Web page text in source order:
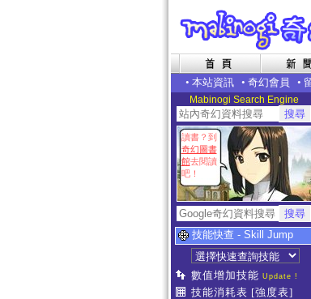
• 本站資訊 • 奇幻會員 •
Mabinogi Search Engine
讀書？到
奇幻圖書
館去閱讀
吧！
技能快查 - Skill Jump
數值增加技能 Update !
技能消耗表 [強度表]